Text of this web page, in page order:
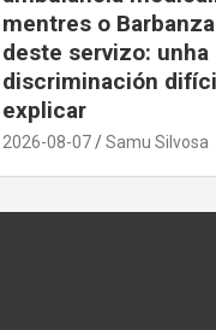
mentres o
deste servizo: unha
discriminación
explicar
2026-08-07 Samu Silvosa